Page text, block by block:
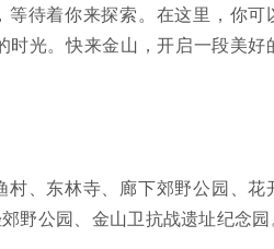
待着你来探索。在这里，你可
时光。快来金山，开启一段美好
、东林寺、廊下郊野公园、花
野公园、金山卫抗战遗址纪念